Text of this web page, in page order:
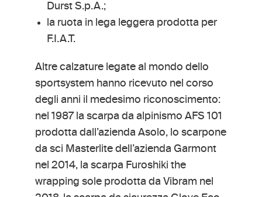
Durst S.p.A.;
la ruota in lega leggera prodotta per
F.I.A.T.
Altre calzature legate al mondo dello
sportsystem hanno ricevuto nel corso
degli anni il medesimo riconoscimento:
nel 1987 la scarpa da alpinismo AFS 101
prodotta dall’azienda Asolo, lo scarpone
da sci Masterlite dell’azienda Garmont
nel 2014, la scarpa Furoshiki the
wrapping sole prodotta da Vibram nel